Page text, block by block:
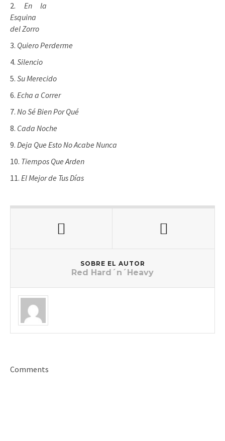
En la
Esquina
del Zorro
Quiero Perderme
Silencio
Su Merecido
Echa a Correr
No Sé Bien Por Qué
Cada Noche
Deja Que Esto No Acabe Nunca
Tiempos Que Arden
El Mejor de Tus Días
SOBRE EL AUTOR
Red Hard´n´Heavy
Comments